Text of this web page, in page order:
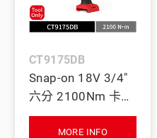
CT9175DB
Snap-on 18V 3/4"
六分 2100Nm 卡車
用超大扭力無刷衝
擊扳手 (Tool Only)
MORE INFO